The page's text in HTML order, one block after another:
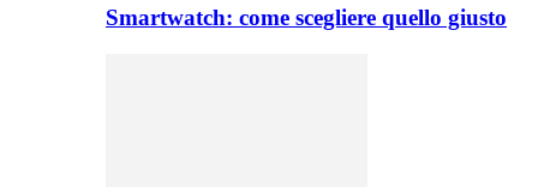
Smartwatch: come scegliere quello giusto